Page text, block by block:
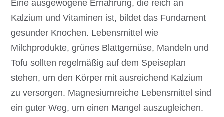
Eine ausgewogene Ernährung, die reich an
Kalzium und Vitaminen ist, bildet das Fundament
gesunder Knochen. Lebensmittel wie
Milchprodukte, grünes Blattgemüse, Mandeln und
Tofu sollten regelmäßig auf dem Speiseplan
stehen, um den Körper mit ausreichend Kalzium
zu versorgen. Magnesiumreiche Lebensmittel sind
ein guter Weg, um einen Mangel auszugleichen.